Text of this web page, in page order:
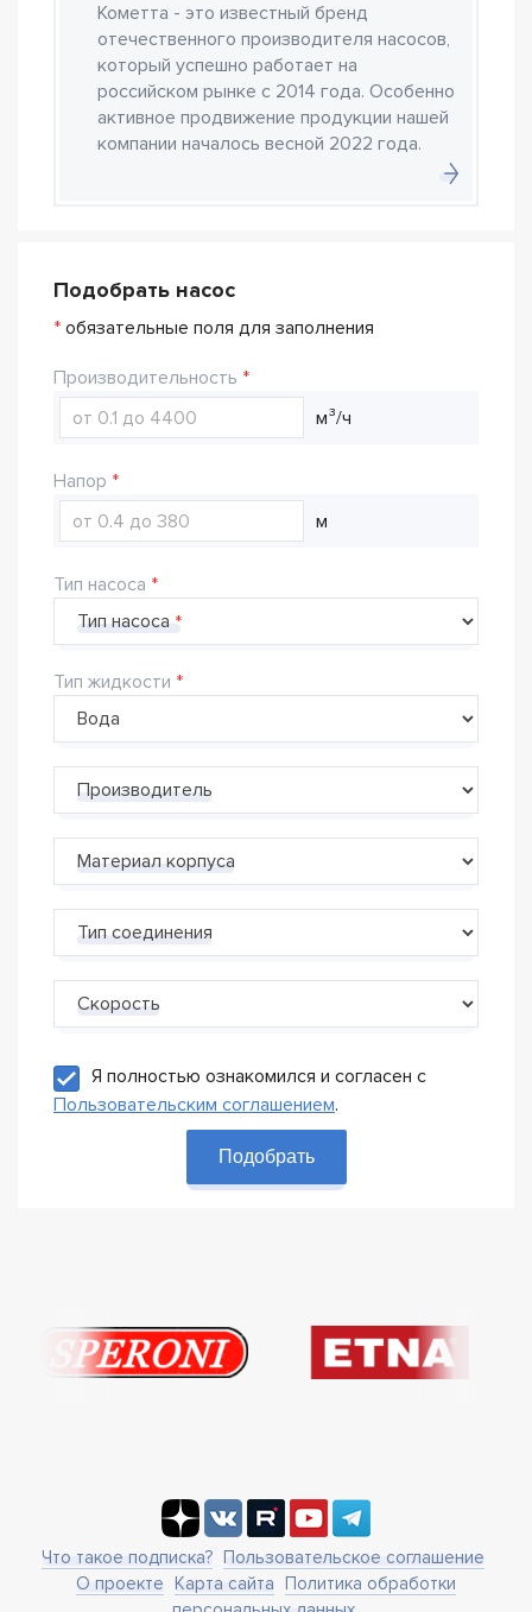
Кометта - это известный бренд
отечественного производителя насосов,
который успешно работает на
российском рынке с 2014 года. Особенно
активное продвижение продукции нашей
компании началось весной 2022 года.
Подобрать насос
* обязательные поля для заполнения
Производительность
м³/ч
Напор
м
Тип насоса
Тип насоса
Тип жидкости
Производитель
Материал корпуса
Тип соединения
Скорость
Я полностью ознакомился и согласен с
Пользовательским соглашением.
Подобрать
Что такое подписка? Пользовательское соглашение
О проекте Карта сайта Политика обработки